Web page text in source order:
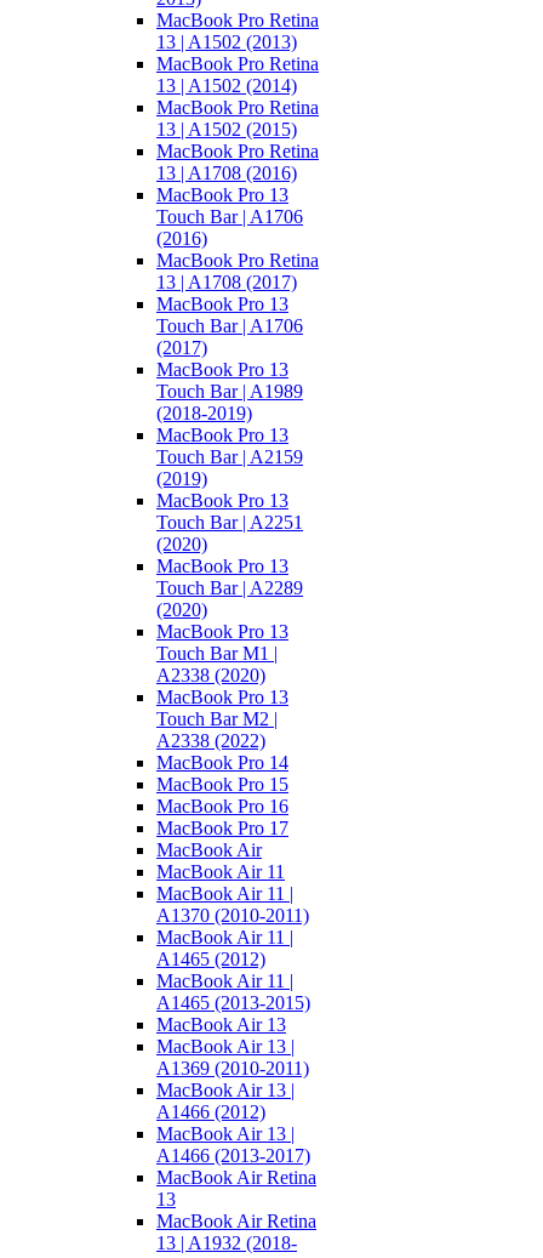
MacBook Pro Retina
13 | A1502 (2013)
MacBook Pro Retina
13 | A1502 (2014)
MacBook Pro Retina
13 | A1502 (2015)
MacBook Pro Retina
13 | A1708 (2016)
MacBook Pro 13
Touch Bar | A1706
(2016)
MacBook Pro Retina
13 | A1708 (2017)
MacBook Pro 13
Touch Bar | A1706
(2017)
MacBook Pro 13
Touch Bar | A1989
(2018-2019)
MacBook Pro 13
Touch Bar | A2159
(2019)
MacBook Pro 13
Touch Bar | A2251
(2020)
MacBook Pro 13
Touch Bar | A2289
(2020)
MacBook Pro 13
Touch Bar M1 |
A2338 (2020)
MacBook Pro 13
Touch Bar M2 |
A2338 (2022)
MacBook Pro 14
MacBook Pro 15
MacBook Pro 16
MacBook Pro 17
MacBook Air
MacBook Air 11
MacBook Air 11 |
A1370 (2010-2011)
MacBook Air 11 |
A1465 (2012)
MacBook Air 11 |
A1465 (2013-2015)
MacBook Air 13
MacBook Air 13 |
A1369 (2010-2011)
MacBook Air 13 |
A1466 (2012)
MacBook Air 13 |
A1466 (2013-2017)
MacBook Air Retina
13
MacBook Air Retina
13 | A1932 (2018-